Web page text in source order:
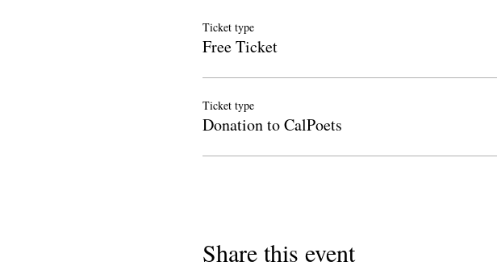
Ticket type
Free Ticket
Ticket type
Donation to CalPoets
Share this event